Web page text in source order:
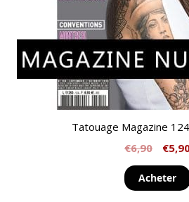
Tatouage Magazine
€6,90 €
Acheter